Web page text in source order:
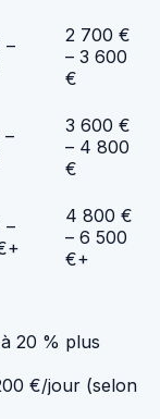
–
2 700 €
– 3 600
€
3 600 €
– 4 800
€
–
4 800 €
– 6 500
€+
20 % plus
€/jour (selon